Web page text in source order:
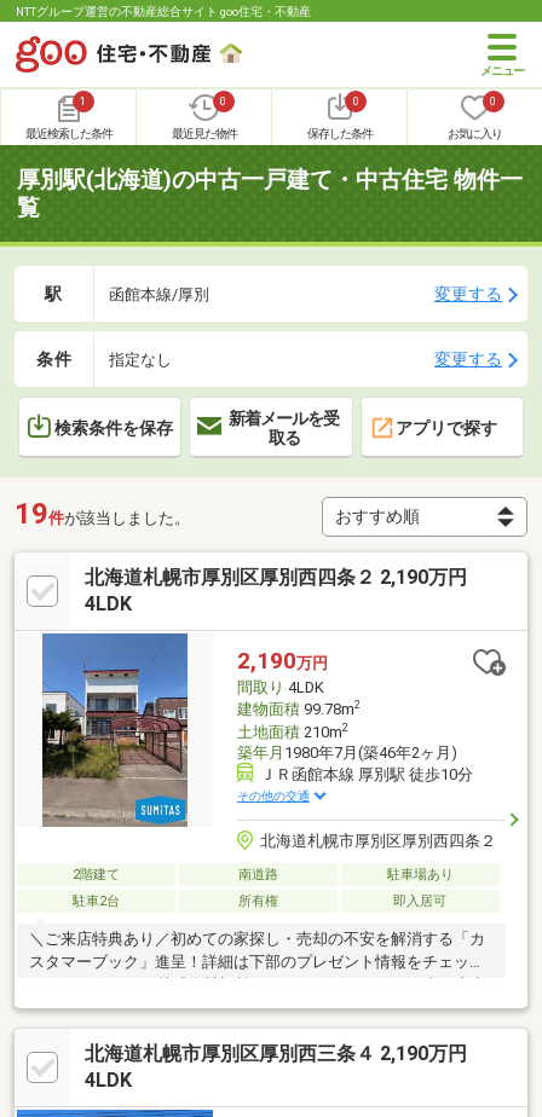
NTTグループ運営の不動産総合サイト goo住宅・不動産
1
最近検索した条件
0
最近見た物件
0
保存した条件
0
お気に入り
厚別駅(北海道)の中古一戸建て・中古住宅 物件一
覧
駅 函館本線/厚別 変更する
条件 指定なし 変更する
検索条件を保存
新着メールを受
取る
アプリで探す
19件が該当しました。
北海道札幌市厚別区厚別西四条２ 2,190万円
4LDK
2,190万円
間取り 4LDK
建物面積99.78m2
土地面積210m2
築年月 1980年7月(築46年2ヶ月)
ＪＲ函館本線 厚別駅 徒歩10分
その他の交通
北海道札幌市厚別区厚別西四条２
2階建て 南道路
駐車場あり
駐車2台
所有権 即入居可
＼ご来店特典あり／初めての家探し・売却の不安を解消する「カ
スタマーブック」進呈！詳細は下部のプレゼント情報をチェック
1台駐車可。●JR「厚別」駅徒歩10分。バス停徒歩3分と交通アク
セス良好。●各部屋6帖以上で物置など収納も豊富。室内をゆった
り使用できます。●毎日のお買い物スポットが徒歩圏内に充実。
忙しいパパ・ママの家事時間をサポートします。●リフォームで
北海道札幌市厚別区厚別西三条４ 2,190万円
4LDK